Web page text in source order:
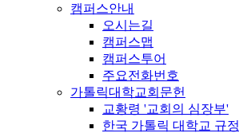
캠퍼스안내
오시는길
캠퍼스맵
캠퍼스투어
주요전화번호
가톨릭대학교회문헌
교황령 '교회의 심장부'
한국 가톨릭 대학교 규정